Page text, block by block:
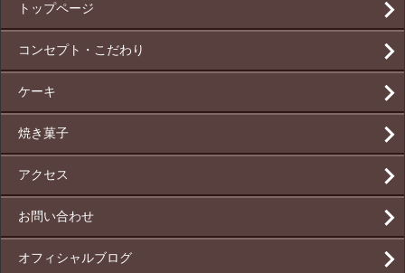
トップページ
コンセプト・こだわり
ケーキ
焼き菓子
アクセス
お問い合わせ
オフィシャルブログ